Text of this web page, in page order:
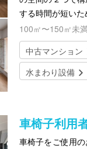
する時間が短い
100㎡〜150㎡未
中古マンション
水まわり設備
車椅子利用
車椅子をご使用